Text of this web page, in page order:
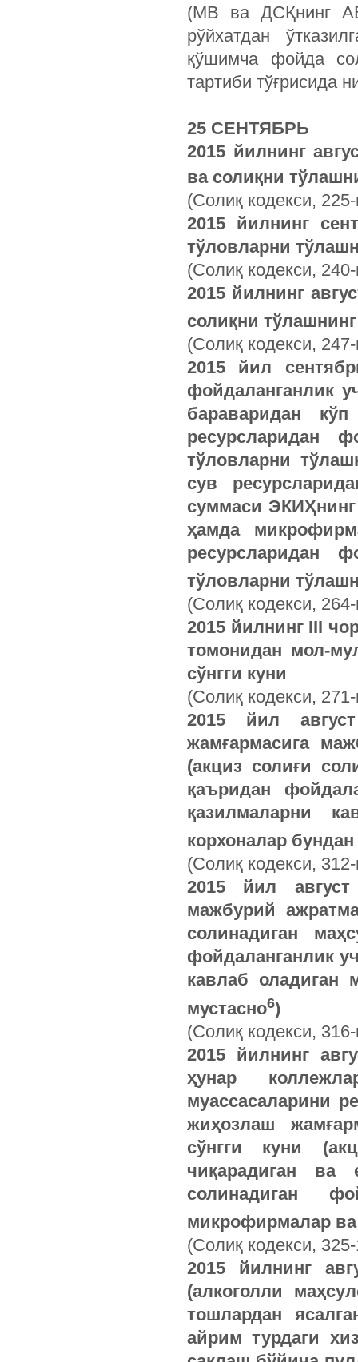
(МВ ва ДСҚнинг
рўйхатдан
қўшимча фойда
тартиби тўғрисида
25 СЕНТЯБРЬ
2015 йилнинг
ва солиқни
(Солиқ кодекси,
2015 йилнинг
тўловларни
(Солиқ кодекси,
2015 йилнинг
солиқни тўлашнинг
(Солиқ кодекси,
2015 йил
фойдаланганлик
бараваридан
ресурсларидан
тўловларни
сув
суммаси
ҳамда
ресурсларидан
тўловларни
(Солиқ кодекси,
2015 йилнинг III
томонидан мол-
сўнгги куни
(Солиқ кодекси,
2015 йил
жамғармасига
(акциз солиғи
қаъридан
қазилмаларни
корхоналар
(Солиқ кодекси,
2015 йил
мажбурий
солинадиган
фойдаланганлик
кавлаб оладиган
мустасно6)
(Солиқ кодекси,
2015 йилнинг
ҳунар
муассасаларини
жиҳозлаш
сўнгги куни
чиқарадиган ва
солинадиган
микрофирмалар ва
(Солиқ кодекси,
2015 йилнинг
(алкоголли
тошлардан
айрим турдаги